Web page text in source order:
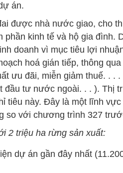
án.
được nhà nước giao, cho
phần kinh tế và hộ gia đình.
doanh vì mục tiêu lợi
hoá gián tiếp, thông
ưu đãi, miễn giảm thuế. . .
đầu tư nước ngoài. . . ). Thị
tiêu này. Đây là một lĩnh
so với chương trình 327
2 triệu ha rừng sản xuất:
dự án gần đây nhất